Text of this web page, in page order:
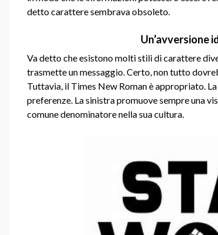
detto carattere sembrava obsoleto.
Un’avversione
Va detto che esistono molti stili di carattere
trasmette un messaggio. Certo, non tutto
Tuttavia, il Times New Roman è appropriato.
preferenze. La sinistra promuove sempre una
comune denominatore nella sua cultura.